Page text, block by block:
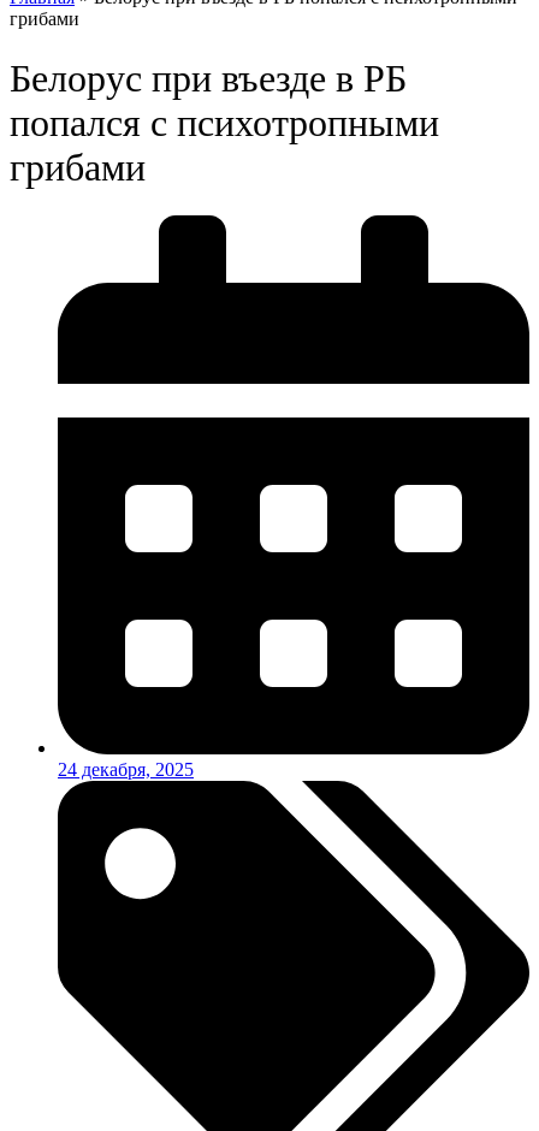
грибами
Белорус при въезде в РБ
попался с психотропными
грибами
24 декабря, 2025